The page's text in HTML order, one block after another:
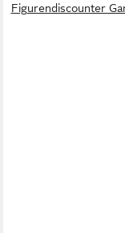
Figurendiscounter